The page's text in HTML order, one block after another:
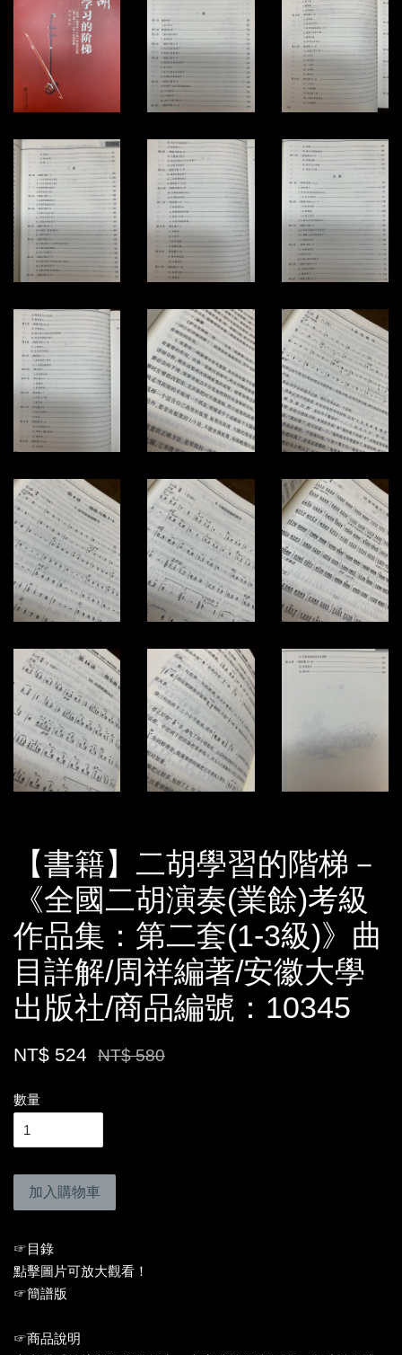
【書籍】二胡學習的階梯－
《全國二胡演奏(業餘)考級
作品集：第二套(1-3級)》曲
目詳解/周祥編著/安徽大學
出版社/商品編號：10345
NT$ 524 NT$ 580
數量
加入購物車
☞目錄
點擊圖片可放大觀看！
☞簡譜版
☞商品說明